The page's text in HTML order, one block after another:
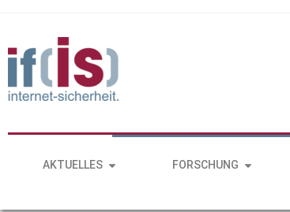
AKTUELLES FORSCHUNG